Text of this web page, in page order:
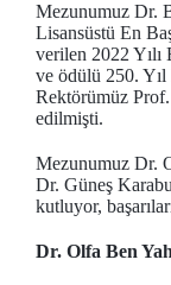
Mezunumuz Dr.
Lisansüstü En
verilen 2022 Yılı
ve ödülü 250.
Rektörümüz
edilmişti.
Mezunumuz Dr.
Dr. Güneş
kutluyor,
Dr. Olfa Ben